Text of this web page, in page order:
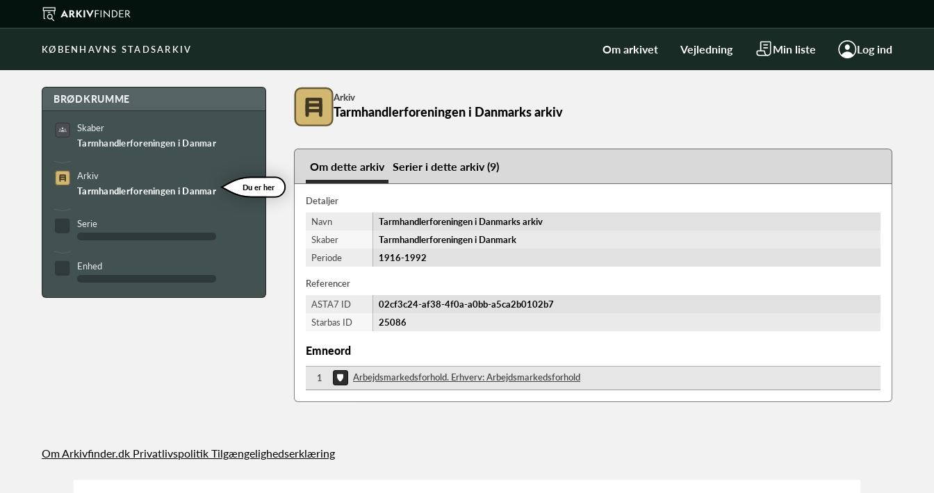
KØBENHAVNS STADSARKIV Om arkivet Vejledning Min liste Log ind
BRØDKRUMME
Skaber
Tarmhandlerforeningen i Danmark
Arkiv
Tarmhandlerforeningen i Danmarks arkivDu er her
Serie
Enhed
Arkiv
Tarmhandlerforeningen i Danmarks arkiv
Om dette arkiv Serier i dette arkiv (9)
Detaljer
Navn
Tarmhandlerforeningen i Danmarks arkiv
Skaber
Tarmhandlerforeningen i Danmark
Periode
1916-​1992
Referencer
ASTA7 ID
02cf3c24-af38-4f0a-a0bb-a5ca2b0102b7
Starbas ID
25086
Emneord
1 Arbejdsmarkedsforhold. Erhverv: Arbejdsmarkedsforhold
Om Arkivfinder.dk Privatlivspolitik Tilgængelighedserklæring